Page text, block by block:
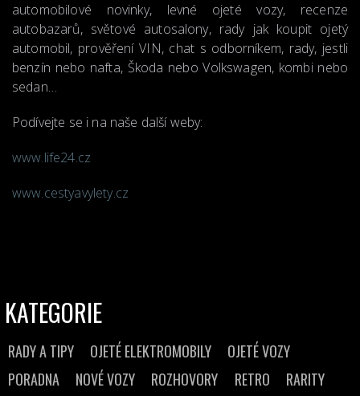
automobilové novinky, levné ojeté vozy, recenze
autobazarů, světové autosalony, rady jak koupit ojetý
automobil, prověření VIN, chat s odborníkem, rady, jestli
benzín nebo nafta, Škoda nebo Volkswagen, kombi nebo
sedan…
Podívejte se i na naše další weby:
www.life24.cz
www.cestyavylety.cz
KATEGORIE
RADY A TIPY OJETÉ ELEKTROMOBILY
OJETÉ VOZY
PORADNA
NOVÉ VOZY ROZHOVORY RETRO
RARITY